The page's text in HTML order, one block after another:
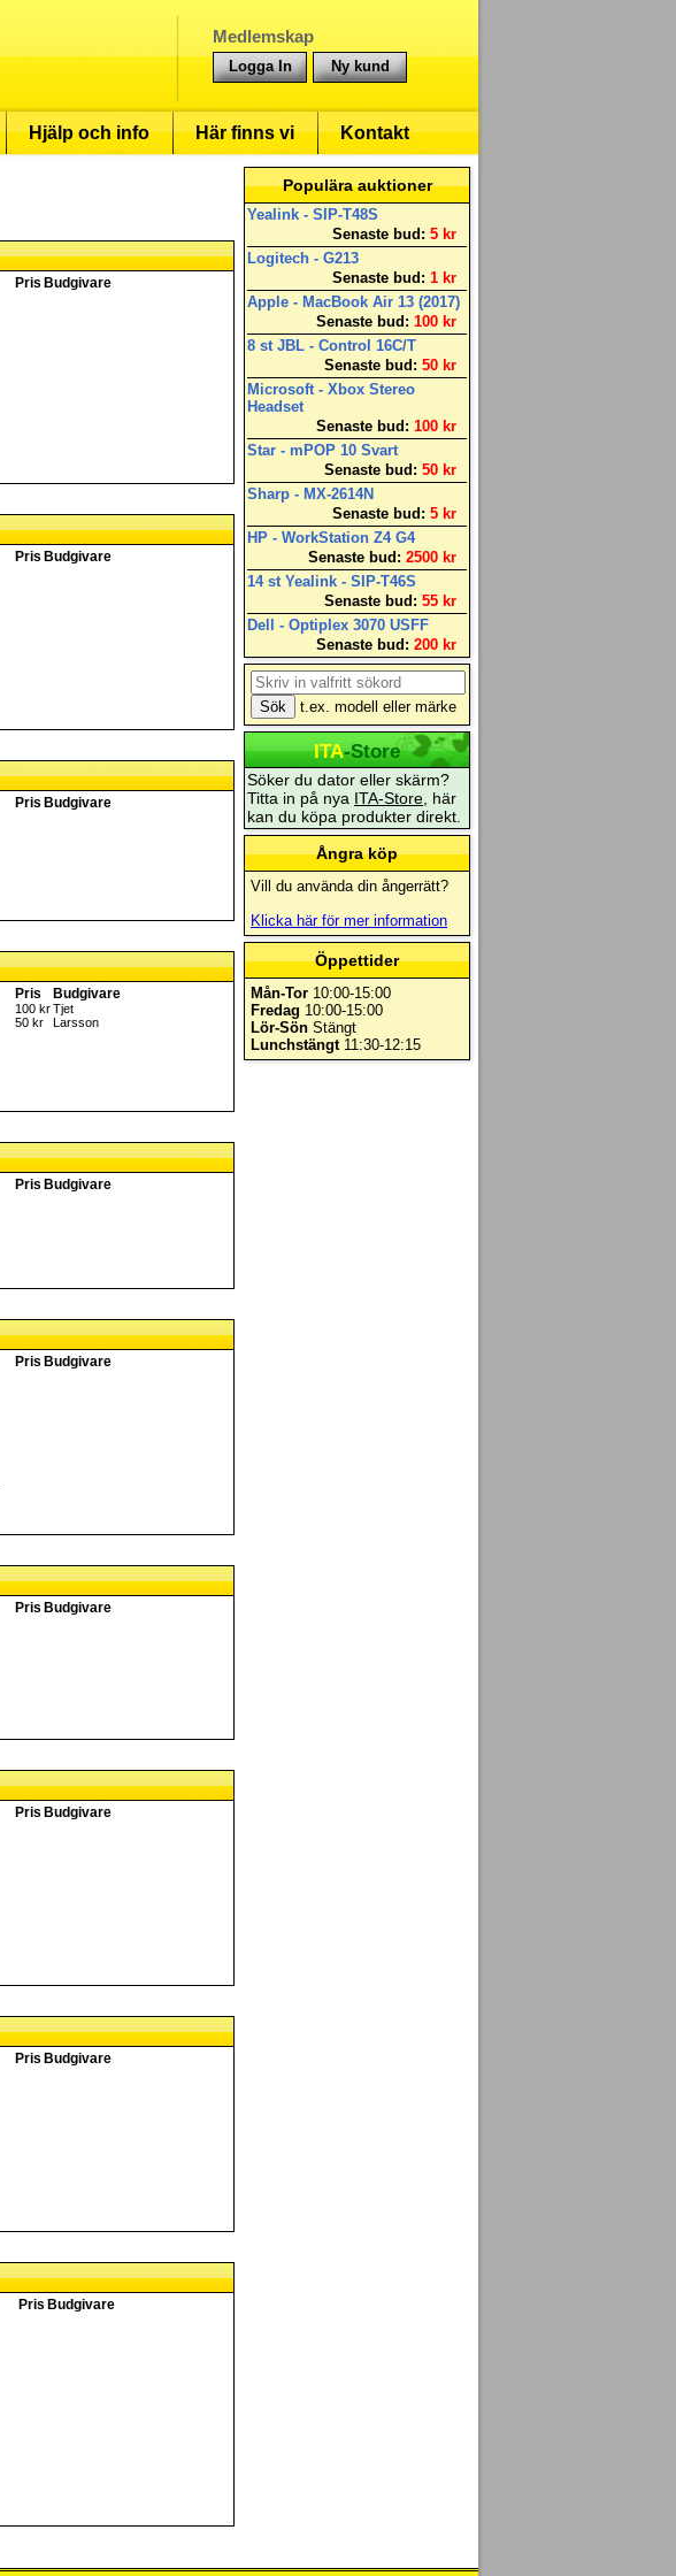
Medlemskap
Logga In Ny kund
Hjälp och info Här finns vi Kontakt
Pris Budgivare
Pris Budgivare
Pris Budgivare
Pris
100 kr
50 kr
Budgivare
Tjet
Larsson
Pris Budgivare
Pris Budgivare
Pris Budgivare
Pris Budgivare
Pris Budgivare
Pris Budgivare
Populära auktioner
Yealink - SIP-T48S
Senaste bud: 5 kr
Logitech - G213
Senaste bud: 1 kr
Apple - MacBook Air 13 (2017)
Senaste bud: 100 kr
8 st JBL - Control 16C/T
Senaste bud: 50 kr
Microsoft - Xbox Stereo
Headset
Senaste bud: 100 kr
Star - mPOP 10 Svart
Senaste bud: 50 kr
Sharp - MX-2614N
Senaste bud: 5 kr
HP - WorkStation Z4 G4
Senaste bud: 2500 kr
14 st Yealink - SIP-T46S
Senaste bud: 55 kr
Dell - Optiplex 3070 USFF
Senaste bud: 200 kr
t.ex. modell eller märke
ITA-Store
Söker du dator eller skärm?
Titta in på nya ITA-Store , här
kan du köpa produkter direkt.
Ångra köp
Vill du använda din ångerrätt?
Klicka här för mer information
Öppettider
Mån-Tor 10:00-15:00
Fredag 10:00-15:00
Lör-Sön Stängt
Lunchstängt11:30-12:15